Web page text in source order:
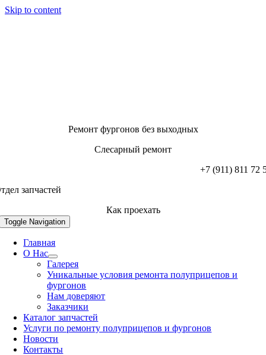
Skip to content
Ремонт фургонов без выходных
Слесарный ремонт
+7 (911) 811 72
запчастей
Как проехать
Toggle Navigation
Главная
О Нас
Галерея
Уникальные условия ремонта полуприцепов и
фургонов
Нам доверяют
Заказчики
Каталог запчастей
Услуги по ремонту полуприцепов и фургонов
Новости
Контакты